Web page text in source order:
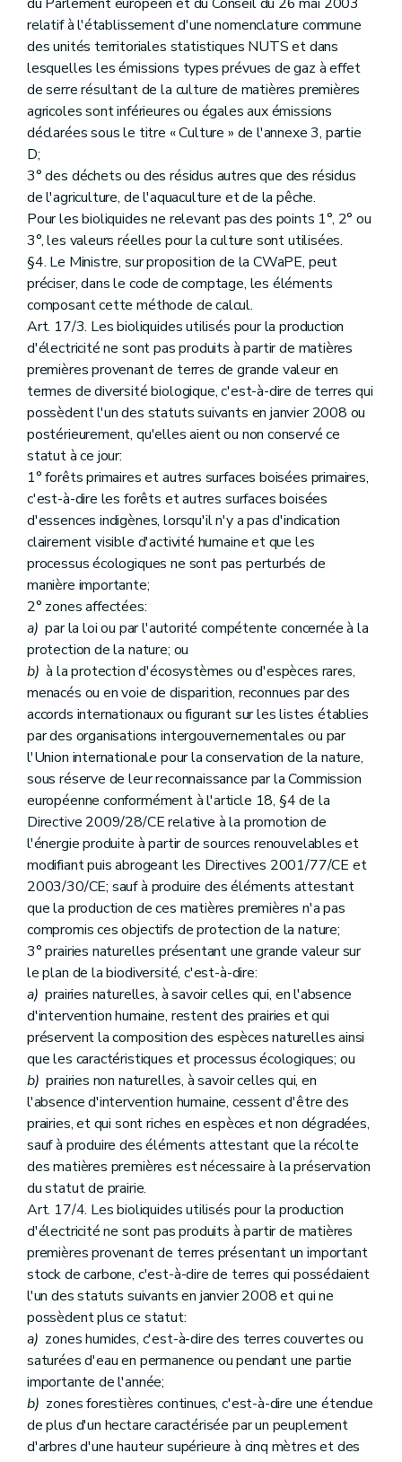
relatif à l'établissement d'une nomenclature commune
des unités territoriales statistiques NUTS et dans
lesquelles les émissions types prévues de gaz à effet
de serre résultant de la culture de matières premières
agricoles sont inférieures ou égales aux émissions
déclarées sous le titre « Culture » de l'annexe 3, partie
D;
3° des déchets ou des résidus autres que des résidus
de l'agriculture, de l'aquaculture et de la pêche.
Pour les bioliquides ne relevant pas des points 1°, 2° ou
3°, les valeurs réelles pour la culture sont utilisées.
§4. Le Ministre, sur proposition de la CWaPE, peut
préciser, dans le code de comptage, les éléments
composant cette méthode de calcul.
Art. 17/3. Les bioliquides utilisés pour la production
d'électricité ne sont pas produits à partir de matières
premières provenant de terres de grande valeur en
termes de diversité biologique, c'est-à-dire de terres qui
possèdent l'un des statuts suivants en janvier 2008 ou
postérieurement, qu'elles aient ou non conservé ce
statut à ce jour:
1° forêts primaires et autres surfaces boisées primaires,
c'est-à-dire les forêts et autres surfaces boisées
d'essences indigènes, lorsqu'il n'y a pas d'indication
clairement visible d'activité humaine et que les
processus écologiques ne sont pas perturbés de
manière importante;
2° zones affectées:
a) par la loi ou par l'autorité compétente concernée à la
protection de la nature; ou
b) à la protection d'écosystèmes ou d'espèces rares,
menacés ou en voie de disparition, reconnues par des
accords internationaux ou figurant sur les listes établies
par des organisations intergouvernementales ou par
l'Union internationale pour la conservation de la nature,
sous réserve de leur reconnaissance par la Commission
européenne conformément à l'article 18, §4 de la
Directive 2009/28/CE relative à la promotion de
l'énergie produite à partir de sources renouvelables et
modifiant puis abrogeant les Directives 2001/77/CE et
2003/30/CE; sauf à produire des éléments attestant
que la production de ces matières premières n'a pas
compromis ces objectifs de protection de la nature;
3° prairies naturelles présentant une grande valeur sur
le plan de la biodiversité, c'est-à-dire:
a) prairies naturelles, à savoir celles qui, en l'absence
d'intervention humaine, restent des prairies et qui
préservent la composition des espèces naturelles ainsi
que les caractéristiques et processus écologiques; ou
b) prairies non naturelles, à savoir celles qui, en
l'absence d'intervention humaine, cessent d'être des
prairies, et qui sont riches en espèces et non dégradées,
sauf à produire des éléments attestant que la récolte
des matières premières est nécessaire à la préservation
du statut de prairie.
Art. 17/4. Les bioliquides utilisés pour la production
d'électricité ne sont pas produits à partir de matières
premières provenant de terres présentant un important
stock de carbone, c'est-à-dire de terres qui possédaient
l'un des statuts suivants en janvier 2008 et qui ne
possèdent plus ce statut:
a) zones humides, c'est-à-dire des terres couvertes ou
saturées d'eau en permanence ou pendant une partie
importante de l'année;
b) zones forestières continues, c'est-à-dire une étendue
de plus d'un hectare caractérisée par un peuplement
d'arbres d'une hauteur supérieure à cinq mètres et des